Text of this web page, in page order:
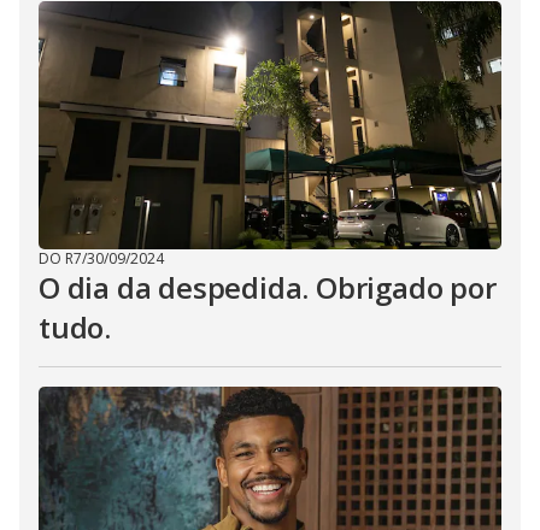
DO R7/30/09/2024
O dia da despedida. Obrigado por
tudo.